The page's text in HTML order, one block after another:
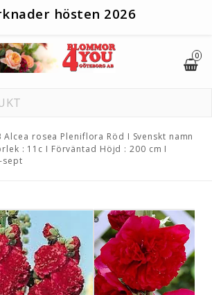
hösten 2026
0
Alcea rosea Pleniflora Röd I Svenskt namn
: 11c I Förväntad Höjd : 200 cm I
sept